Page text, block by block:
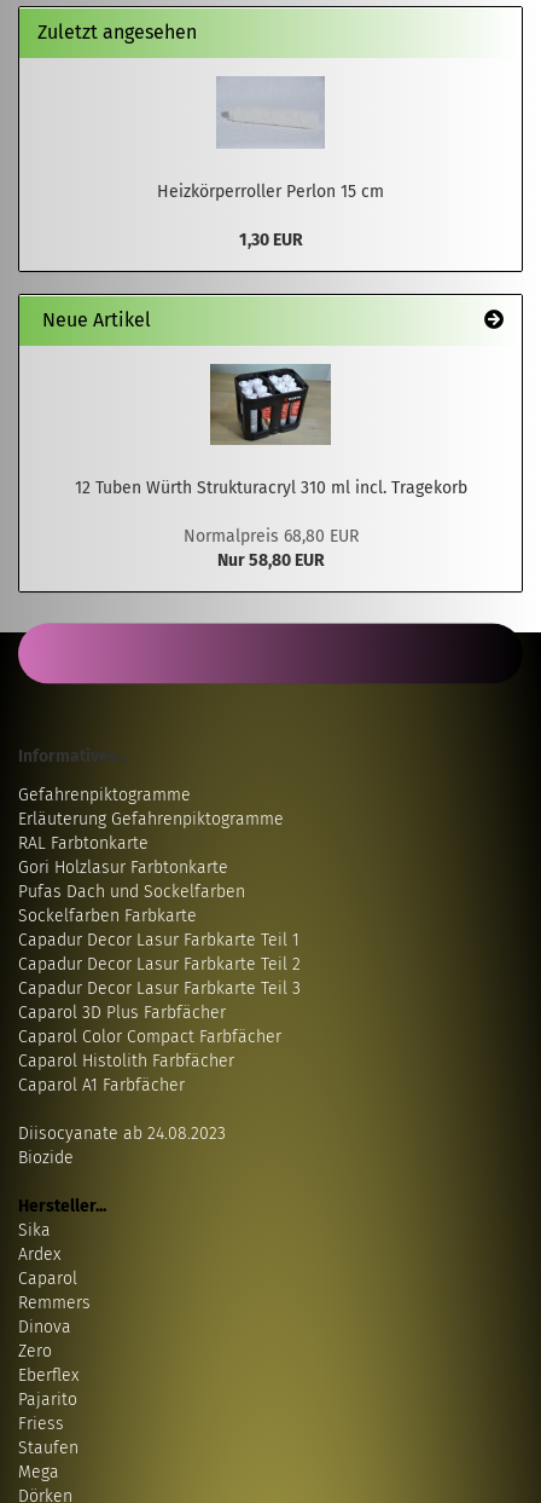
Zuletzt angesehen
Heizkörperroller Perlon 15 cm
1,30 EUR
Neue Artikel
12 Tuben Würth Strukturacryl 310 ml incl. Tragekorb
Normalpreis 68,80 EUR
Nur 58,80 EUR
Informatives...
Gefahrenpiktogramme
Erläuterung Gefahrenpiktogramme
RAL Farbtonkarte
Gori Holzlasur Farbtonkarte
Pufas Dach und Sockelfarben
Sockelfarben Farbkarte
Capadur Decor Lasur Farbkarte Teil 1
Capadur Decor Lasur Farbkarte Teil 2
Capadur Decor Lasur Farbkarte Teil 3
Caparol 3D Plus Farbfächer
Caparol Color Compact Farbfächer
Caparol Histolith Farbfächer
Caparol A1 Farbfächer
Diisocyanate ab 24.08.2023
Biozide
Hersteller...
Sika
Ardex
Caparol
Remmers
Dinova
Zero
Eberflex
Pajarito
Friess
Staufen
Mega
Dörken